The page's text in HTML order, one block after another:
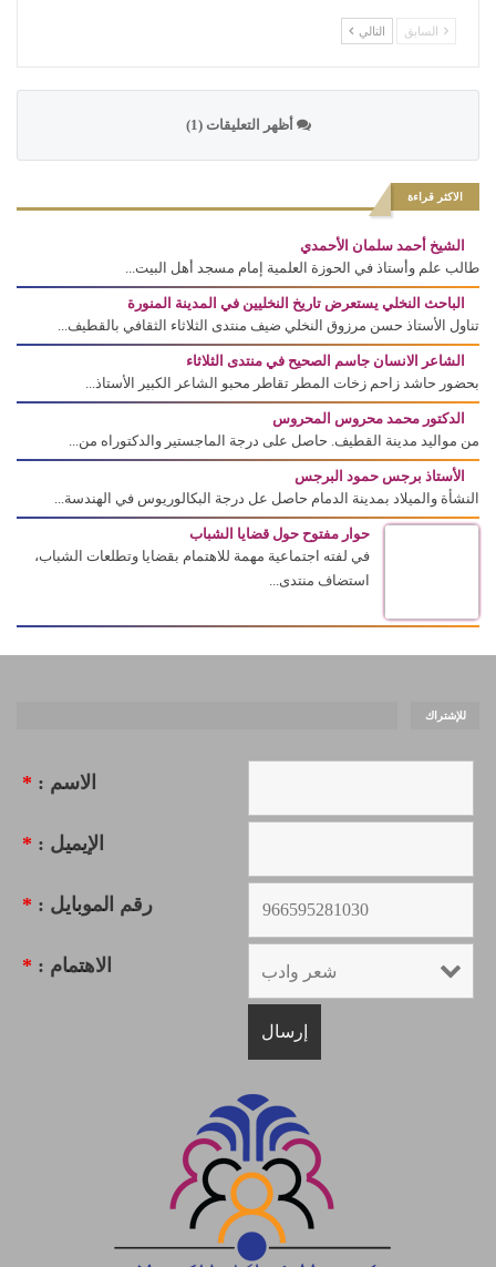
السابق التالي
أظهر التعليقات (1)
الاكثر قراءة
الشيخ أحمد سلمان الأحمدي
طالب علم وأستاذ في الحوزة العلمية إمام مسجد أهل البيت...
الباحث النخلي يستعرض تاريخ النخليين في المدينة المنورة
تناول الأستاذ حسن مرزوق النخلي ضيف منتدى الثلاثاء الثقافي بالقطيف...
الشاعر الانسان جاسم الصحيح في منتدى الثلاثاء
بحضور حاشد زاحم زخات المطر تقاطر محبو الشاعر الكبير الأستاذ...
الدكتور محمد محروس المحروس
من مواليد مدينة القطيف. حاصل على درجة الماجستير والدكتوراه من...
الأستاذ برجس حمود البرجس
النشأة والميلاد بمدينة الدمام حاصل عل درجة البكالوريوس في الهندسة...
حوار مفتوح حول قضايا الشباب
في لفته اجتماعية مهمة للاهتمام بقضايا وتطلعات الشباب،
استضاف منتدى...
للإشتراك
الاسم : *
الإيميل : *
رقم الموبايل : *
الاهتمام : *